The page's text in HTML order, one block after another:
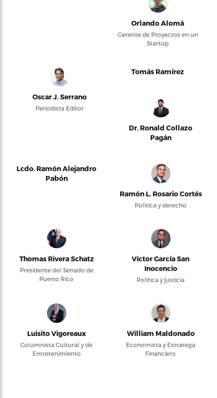
Orlando Alomá
Gerente de Proyectos en un
Startup
Oscar J. Serrano
Periodista Editor
Tomás Ramírez
Dr. Ronald Collazo
Pagán
Lcdo. Ramón Alejandro
Pabón
Ramón L. Rosario Cortés
Política y derecho
Thomas Rivera Schatz
Presidente del Senado de
Puerto Rico
Víctor García San
Inocencio
Política y justicia
Luisito Vigoreaux
Columnista Cultural y de
Entretenimiento
William Maldonado
Economista y Estratega
Financiero